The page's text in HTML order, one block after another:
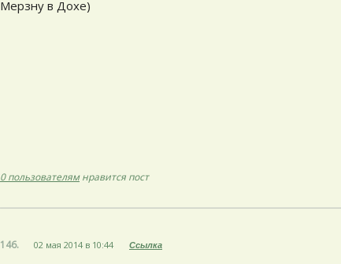
Мерзну в Дохе)
0 пользователямнравится пост
146. 02 мая 2014 в 10:44 Ссылка